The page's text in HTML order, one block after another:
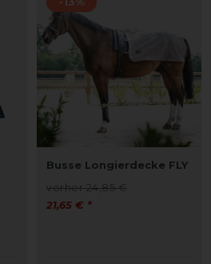
Busse Longierdecke FLY
vorher 24,85 €
21,65 € *